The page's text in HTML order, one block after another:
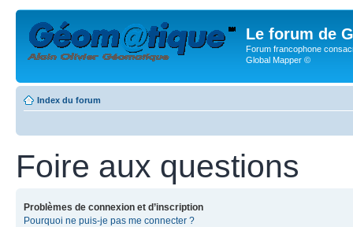
Le forum de
Forum francophone
Global Mapper ©
Index du forum
Foire aux questions
Problèmes de connexion et d’inscription
Pourquoi ne puis-je pas me connecter ?